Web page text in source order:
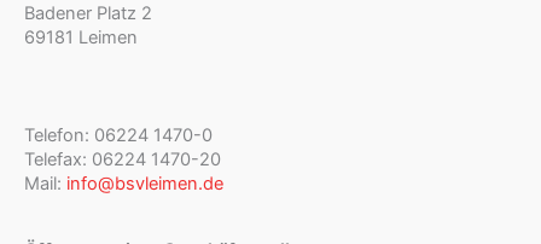
Badener Platz 2
69181 Leimen
Telefon: 06224 1470-0
Telefax: 06224 1470-20
Mail: info@bsvleimen.de